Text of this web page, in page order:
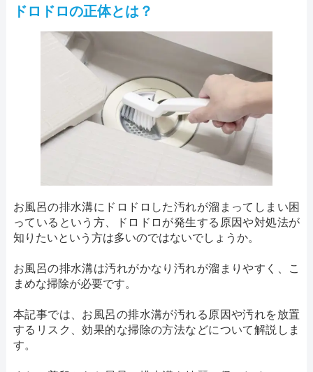
ドロドロの正体とは？
お風呂の排水溝にドロドロした汚れが溜まってしまい困
っているという方、ドロドロが発生する原因や対処法が
知りたいという方は多いのではないでしょうか。
お風呂の排水溝は汚れがかなり汚れが溜まりやすく、こ
まめな掃除が必要です。
本記事では、お風呂の排水溝が汚れる原因や汚れを放置
するリスク、効果的な掃除の方法などについて解説しま
す。